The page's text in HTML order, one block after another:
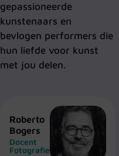
gepassioneerde
kunstenaars en
bevlogen performers die
hun liefde voor kunst
met jou delen.
Roberto
Bogers
Docent
Fotografie